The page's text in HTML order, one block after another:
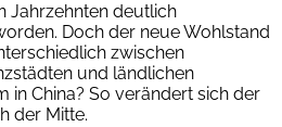
Jahrzehnten deutlich
Doch der neue Wohlstand
zwischen
und ländlichen
in China? So verändert sich der
der Mitte.